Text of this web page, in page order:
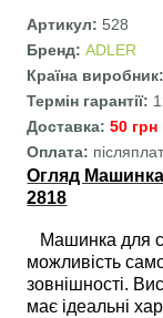
Артикул:528
Бренд:ADLER
Країна виробник:
Термін гарантії:
Доставка:50 грн
Оплата:
Огляд
2818
Машинка для
можливість
зовнішності.
має ідеальні